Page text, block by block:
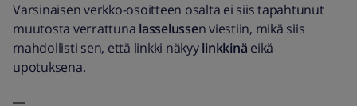
Varsinaisen verkko-osoitteen osalta ei siis tapahtunut
muutosta verrattuna lasselussen viestiin, mikä siis
mahdollisti sen, että linkki näkyylinkkinä eikä
upotuksena.